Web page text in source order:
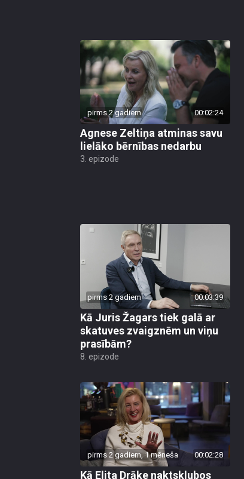
pirms 2 gadiem 00:02:24
Agnese Zeltiņa atminas savu
lielāko bērnības nedarbu
3. epizode
pirms 2 gadiem 00:03:39
Kā Juris Žagars tiek galā ar
skatuves zvaigznēm un viņu
prasībām?
8. epizode
pirms 2 gadiem, 1 mēneša 00:02:28
Kā Elita Drāke naktsklubos